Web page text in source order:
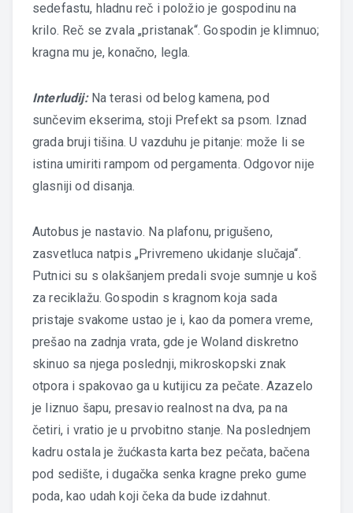
sedefastu, hladnu reč i položio je gospodinu na
krilo. Reč se zvala „pristanak“. Gospodin je klimnuo;
kragna mu je, konačno, legla.
Interludij:Na terasi od belog kamena, pod
sunčevim ekserima, stoji Prefekt sa psom. Iznad
grada bruji tišina. U vazduhu je pitanje: može li se
istina umiriti rampom od pergamenta. Odgovor nije
glasniji od disanja.
Autobus je nastavio. Na plafonu, prigušeno,
zasvetluca natpis „Privremeno ukidanje slučaja“.
Putnici su s olakšanjem predali svoje sumnje u koš
za reciklažu. Gospodin s kragnom koja sada
pristaje svakome ustao je i, kao da pomera vreme,
prešao na zadnja vrata, gde je Woland diskretno
skinuo sa njega poslednji, mikroskopski znak
otpora i spakovao ga u kutijicu za pečate. Azazelo
je liznuo šapu, presavio realnost na dva, pa na
četiri, i vratio je u prvobitno stanje. Na poslednjem
kadru ostala je žućkasta karta bez pečata, bačena
pod sedište, i dugačka senka kragne preko gume
poda, kao udah koji čeka da bude izdahnut.